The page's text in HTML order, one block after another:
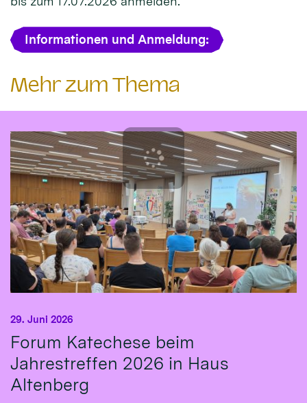
Informationen und Anmeldung:
Mehr zum Thema
Forum Katechese beim
Jahrestreffen 2026 in Haus
Altenberg
29. Juni 2026